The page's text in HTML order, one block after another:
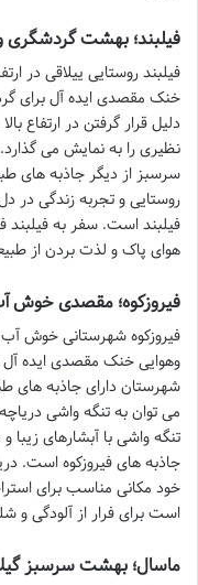
فیلبند؛ بهشت گردشگری
فیلبند روستایی ییلاقی در
خنک مقصدی ایده آل برای
دلیل قرار گرفتن در ارتفاع
نظیری را به نمایش می
سرسبز از دیگر جاذبه های
روستایی و تجربه زندگی در
فیلبند است. سفر به
هوای پاک و لذت بردن از
فیروزکوه؛ مقصدی خوش
فیروزکوه شهرستانی خوش آب
وهوایی خنک مقصدی ایده
شهرستان دارای جاذبه های
می توان به تنگه واشی
تنگه واشی با آبشارهای
جاذبه های فیروزکوه است.
خود مکانی مناسب برای
است برای فرار از آلودگی و
ماسال؛ بهشت سرسبز